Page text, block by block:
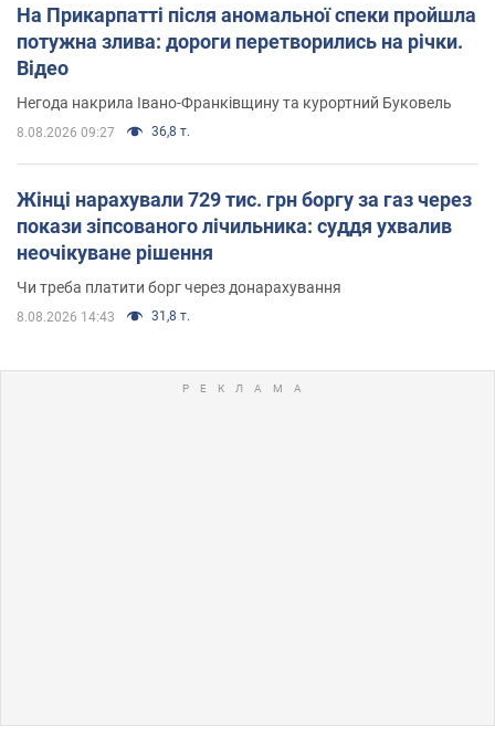
На Прикарпатті після аномальної спеки пройшла
потужна злива: дороги перетворились на річки.
Відео
Негода накрила Івано-Франківщину та курортний Буковель
8.08.2026 09:27 36,8 т.
Жінці нарахували 729 тис. грн боргу за газ через
покази зіпсованого лічильника: суддя ухвалив
неочікуване рішення
Чи треба платити борг через донарахування
8.08.2026 14:43 31,8 т.